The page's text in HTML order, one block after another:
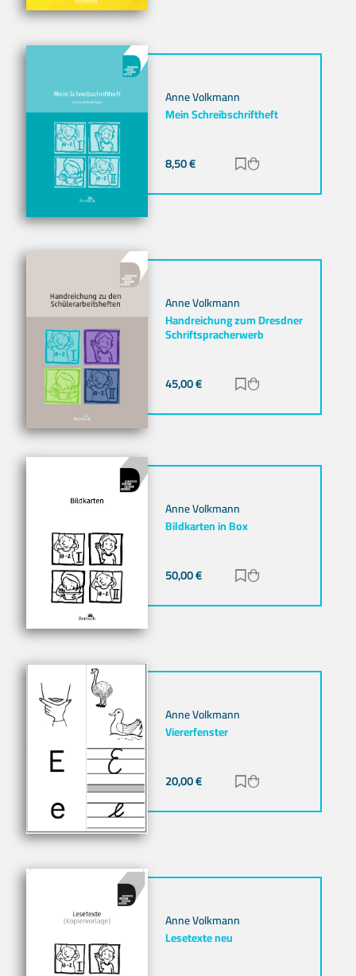
Anne Volkmann
Mein Schreibschriftheft
8,50€ Zur Merkliste
Anne Volkmann
Handreichung zum Dresdner
Schriftspracherwerb
45,00€ Zur Merkliste
Anne Volkmann
Bildkarten in Box
50,00€ Zur Merkliste
Anne Volkmann
Viererfenster
20,00€ Zur Merkliste
Anne Volkmann
Lesetexte neu